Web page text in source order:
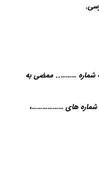
به شماره ……….. ممضی به